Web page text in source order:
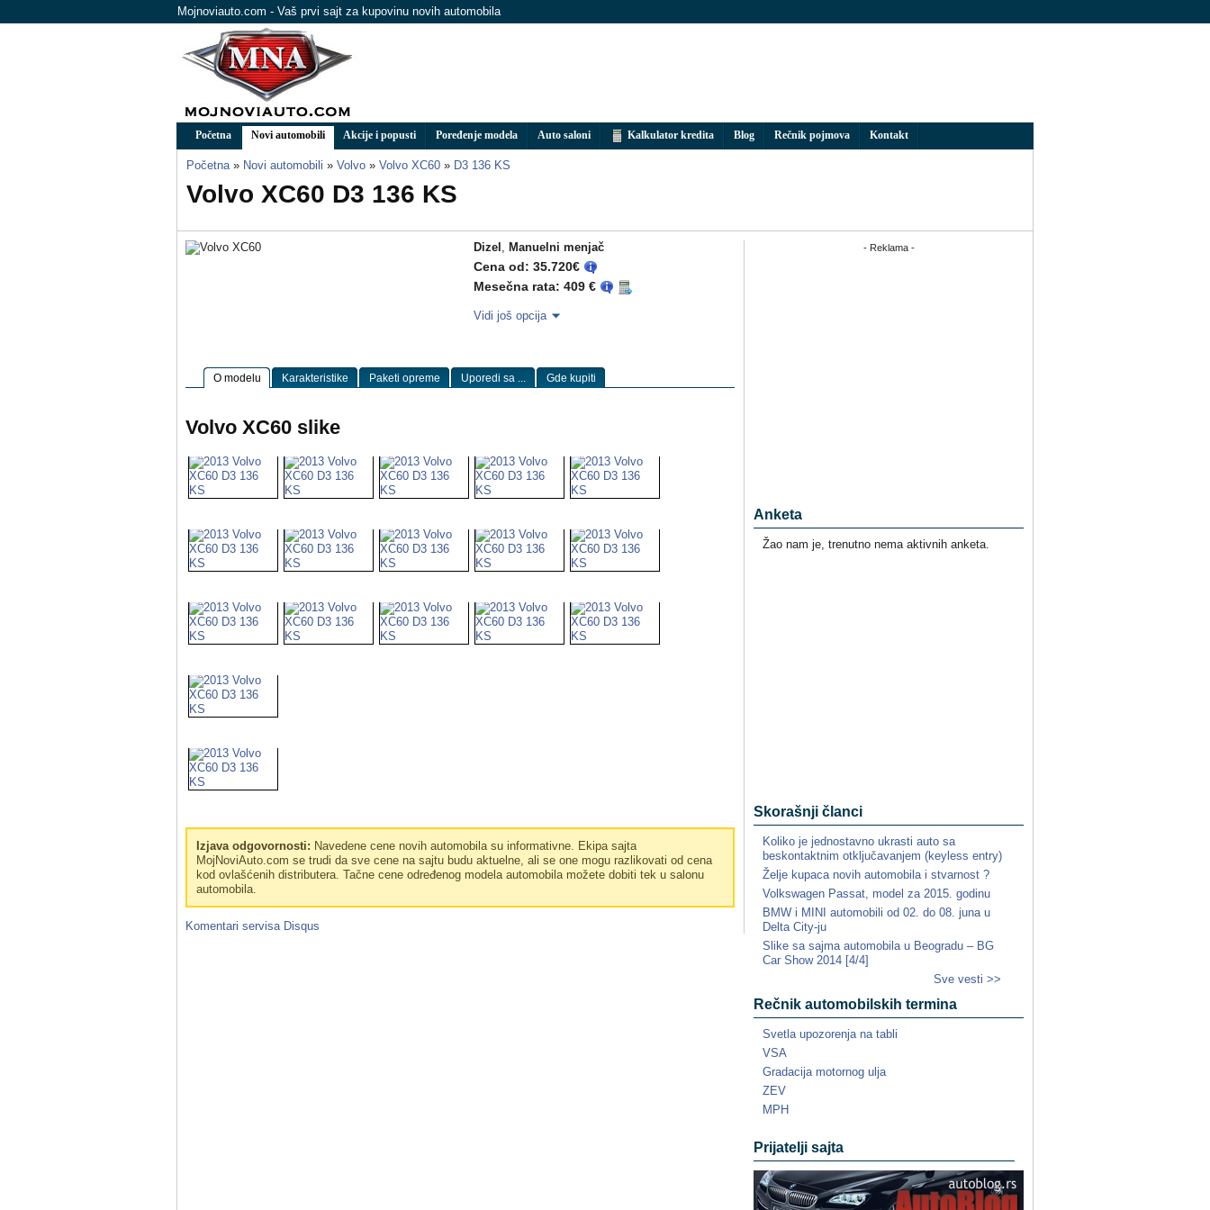
Mojnoviauto.com - Vaš prvi sajt za kupovinu novih automobila
Početna Novi automobili Akcije i popusti Poređenje modela Auto saloni Kalkulator kredita Blog Rečnik pojmova Kontakt
Početna » Novi automobili » Volvo » Volvo XC60 » D3 136 KS
Volvo XC60 D3 136 KS
Dizel , Manuelni menjač
Cena od: 35.720€
Mesečna rata: 409 €
Vidi još opcija
O modelu Karakteristike Paketi opreme Uporedi sa ... Gde kupiti
Volvo XC60 slike
Izjava odgovornosti: Navedene cene novih automobila su informativne. Ekipa sajta
MojNoviAuto.com se trudi da sve cene na sajtu budu aktuelne, ali se one mogu razlikovati od cena
kod ovlašćenih distributera. Tačne cene određenog modela automobila možete dobiti tek u salonu
automobila.
Komentari servisa Disqus
- Reklama -
Anketa
Žao nam je, trenutno nema aktivnih anketa.
Skorašnji članci
Koliko je jednostavno ukrasti auto sa
beskontaktnim otključavanjem (keyless entry)
Želje kupaca novih automobila i stvarnost ?
Volkswagen Passat, model za 2015. godinu
BMW i MINI automobili od 02. do 08. juna u
Delta City-ju
Slike sa sajma automobila u Beogradu – BG
Car Show 2014 [4/4]
Sve vesti >>
Rečnik automobilskih termina
Svetla upozorenja na tabli
VSA
Gradacija motornog ulja
ZEV
MPH
Prijatelji sajta